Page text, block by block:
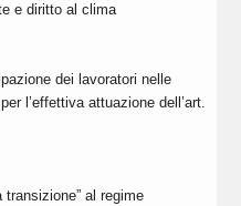
e diritto al clima
dei lavoratori nelle
l’effettiva attuazione dell’art.
transizione” al regime